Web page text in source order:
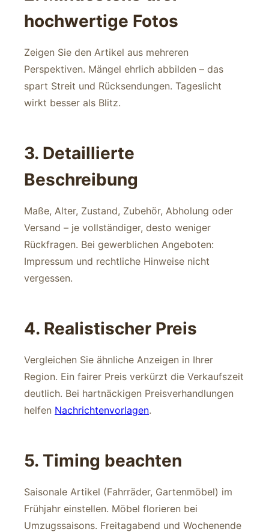
hochwertige Fotos
Zeigen Sie den Artikel aus mehreren
Perspektiven. Mängel ehrlich abbilden – das
spart Streit und Rücksendungen. Tageslicht
wirkt besser als Blitz.
3. Detaillierte
Beschreibung
Maße, Alter, Zustand, Zubehör, Abholung oder
Versand – je vollständiger, desto weniger
Rückfragen. Bei gewerblichen Angeboten:
Impressum und rechtliche Hinweise nicht
vergessen.
4. Realistischer Preis
Vergleichen Sie ähnliche Anzeigen in Ihrer
Region. Ein fairer Preis verkürzt die Verkaufszeit
deutlich. Bei hartnäckigen Preisverhandlungen
helfen Nachrichtenvorlagen.
5. Timing beachten
Saisonale Artikel (Fahrräder, Gartenmöbel) im
Frühjahr einstellen. Möbel florieren bei
Umzugssaisons. Freitagabend und Wochenende